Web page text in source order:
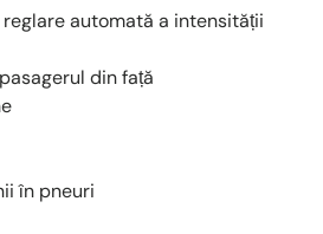
automată a intensității
din față
în pneuri